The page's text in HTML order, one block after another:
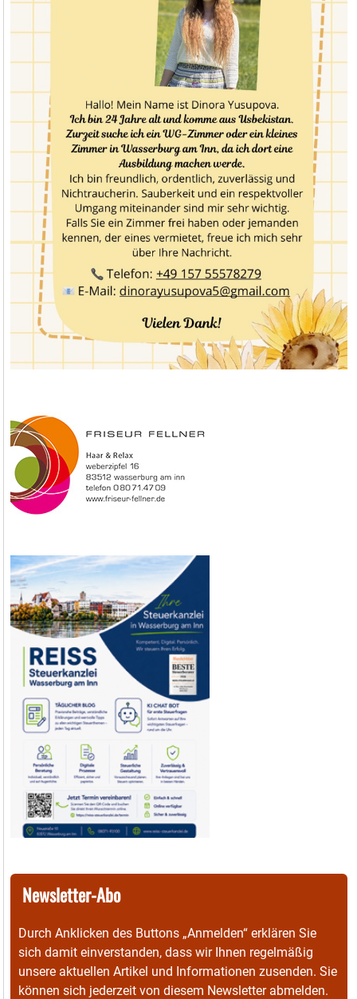
Newsletter-Abo
Durch Anklicken des Buttons „Anmelden“ erklären Sie
sich damit einverstanden, dass wir Ihnen regelmäßig
unsere aktuellen Artikel und Informationen zusenden. Sie
können sich jederzeit von diesem Newsletter abmelden.